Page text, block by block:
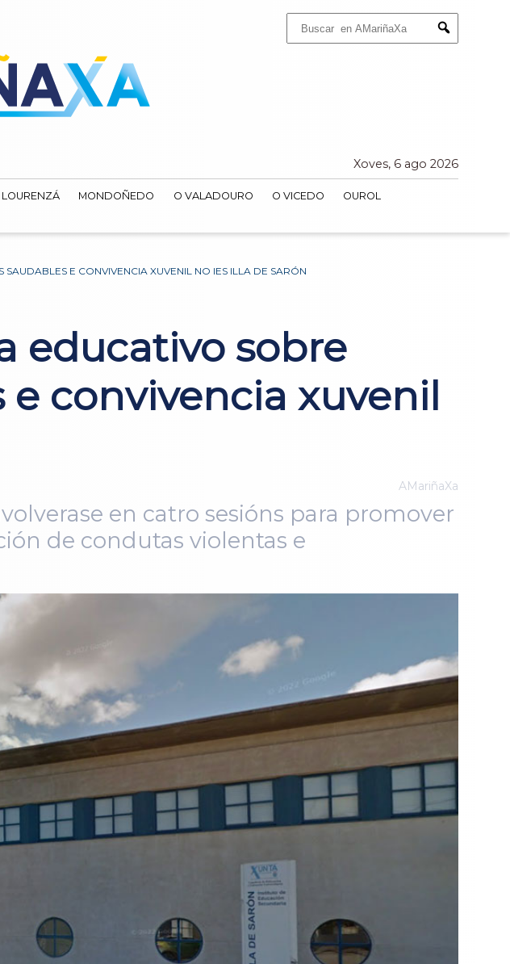
Submit
Xoves, 6 ago 2026
LOURENZÁ MONDOÑEDO O VALADOURO O VICEDO
OUROL
E CONVIVENCIA XUVENIL NO IES ILLA DE SARÓN
educativo sobre
convivencia xuvenil
AMariñaXa
en catro sesións para promover
de condutas violentas e